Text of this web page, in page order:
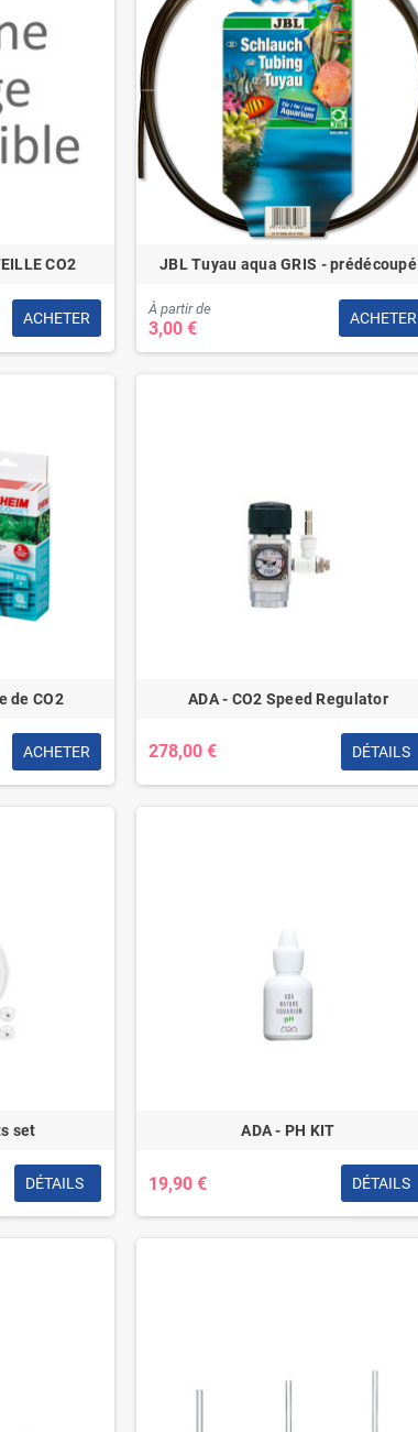
CO2
ACHETER
JBL Tuyau aqua GRIS - prédécoupé
À partir de
3,00 € ACHETER
de CO2
ACHETER
ADA - CO2 Speed Regulator
278,00 € DÉTAILS
set
DÉTAILS
ADA - PH KIT
19,90 € DÉTAILS